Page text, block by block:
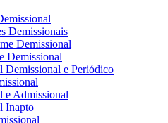
Demissionais
Demissional
Demissional
Demissional e Periódico
e Admissional
Inapto